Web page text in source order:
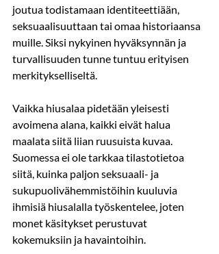
joutua todistamaan identiteettiään,
seksuaalisuuttaan tai omaa historiaansa
muille. Siksi nykyinen hyväksynnän ja
turvallisuuden tunne tuntuu erityisen
merkitykselliseltä.
Vaikka hiusalaa pidetään yleisesti
avoimena alana, kaikki eivät halua
maalata siitä liian ruusuista kuvaa.
Suomessa ei ole tarkkaa tilastotietoa
siitä, kuinka paljon seksuaali- ja
sukupuolivähemmistöihin kuuluvia
ihmisiä hiusalalla työskentelee, joten
monet käsitykset perustuvat
kokemuksiin ja havaintoihin.